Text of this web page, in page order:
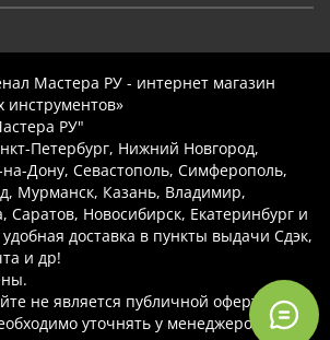
Мастера РУ - интернет магазин
инструментов»
РУ"
Петербург, Нижний Новгород,
на-Дону, Севастополь, Симферополь,
Мурманск, Казань, Владимир,
Саратов, Новосибирск, Екатеринбург и
доставка в пункты выдачи Сдэк,
и др!
не является публичной офертой.
уточнять у менеджеров.